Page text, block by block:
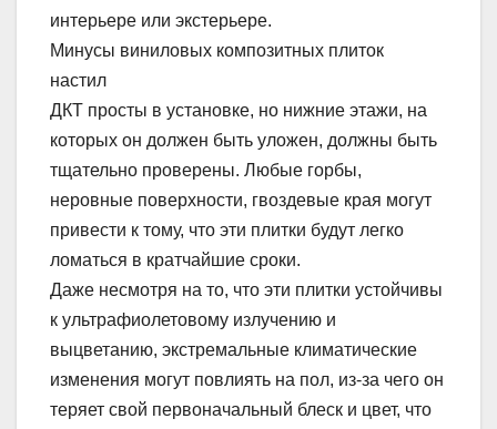
интерьере или экстерьере.
Минусы виниловых композитных плиток
настил
ДКТ просты в установке, но нижние этажи, на
которых он должен быть уложен, должны быть
тщательно проверены. Любые горбы,
неровные поверхности, гвоздевые края могут
привести к тому, что эти плитки будут легко
ломаться в кратчайшие сроки.
Даже несмотря на то, что эти плитки устойчивы
к ультрафиолетовому излучению и
выцветанию, экстремальные климатические
изменения могут повлиять на пол, из-за чего он
теряет свой первоначальный блеск и цвет, что